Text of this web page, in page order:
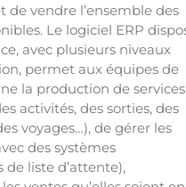
de vendre l’ensemble des
Le logiciel ERP
avec plusieurs niveaux
permet aux équipes de
la production de services
activités, des sorties, des
voyages…), de gérer les
des systèmes
liste d’attente),